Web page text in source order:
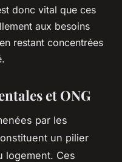
donc vital que ces
aux besoins
restant concentrées
et ONG
par les
un pilier
logement. Ces